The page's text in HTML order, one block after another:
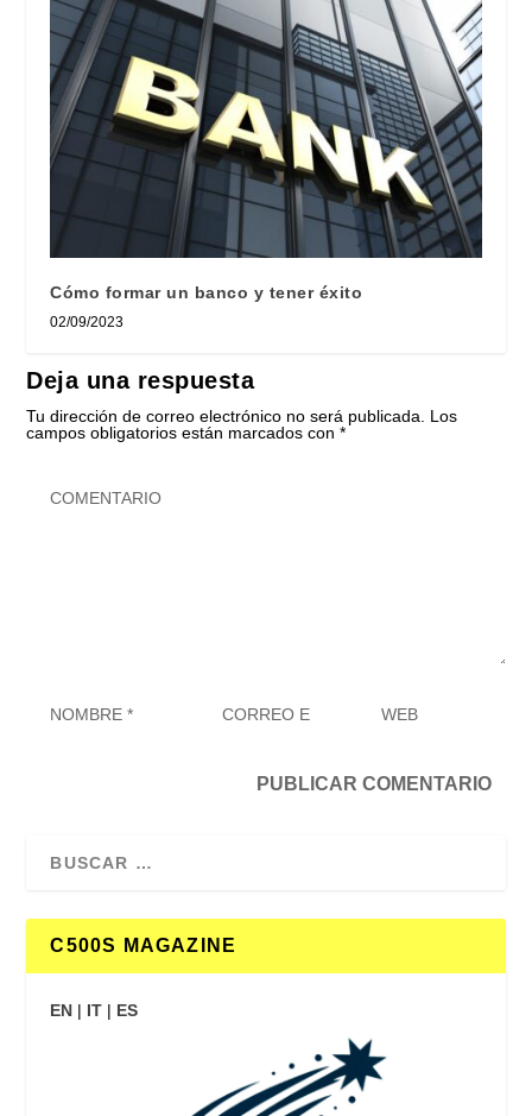
Cómo formar un banco y tener éxito
02/09/2023
Deja una respuesta
Tu dirección de correo electrónico no será publicada. Los
campos obligatorios están marcados con*
C500S MAGAZINE
EN | IT | ES